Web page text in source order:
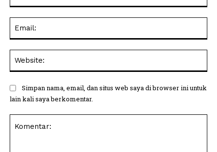
Simpan nama, email, dan situs web saya di browser ini untuk
lain kali saya berkomentar.